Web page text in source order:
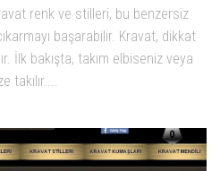
renk ve stilleri, bu benzersiz
başarabilir. Kravat, dikkat
İlk bakışta, takım elbiseniz veya
takılır....